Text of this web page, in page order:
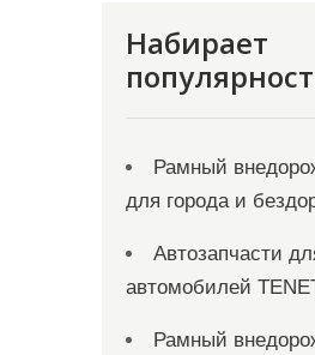
Набирает
Рамный
для города и
Автозапчасти
автомобилей
Рамный